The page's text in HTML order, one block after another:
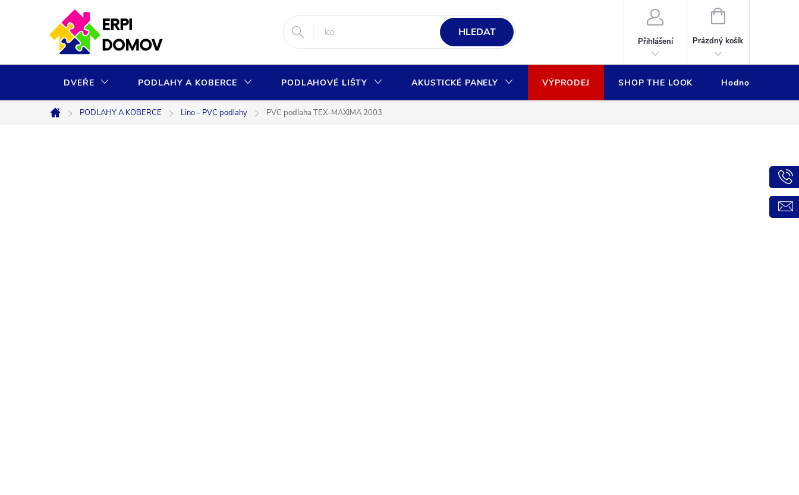
HLEDAT
Přihlášení
NÁKUPNÍ
Prázdný košík
DVEŘE PODLAHY A KOBERCE PODLAHOVÉ LIŠTY AKUSTICKÉ PANELY VÝPRODEJ SHOP THE LOOK Hodnocení
Domů
PODLAHY A KOBERCE Lino - PVC podlahy PVC podlaha TEX-MAXIMA 2003